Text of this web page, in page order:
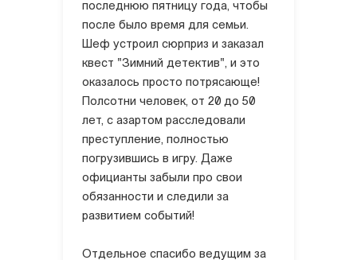
последнюю пятницу года, чтобы
после было время для семьи.
Шеф устроил сюрприз и заказал
квест "Зимний детектив", и это
оказалось просто потрясающе!
Полсотни человек, от 20 до 50
лет, с азартом расследовали
преступление, полностью
погрузившись в игру. Даже
официанты забыли про свои
обязанности и следили за
развитием событий!
Отдельное спасибо ведущим за